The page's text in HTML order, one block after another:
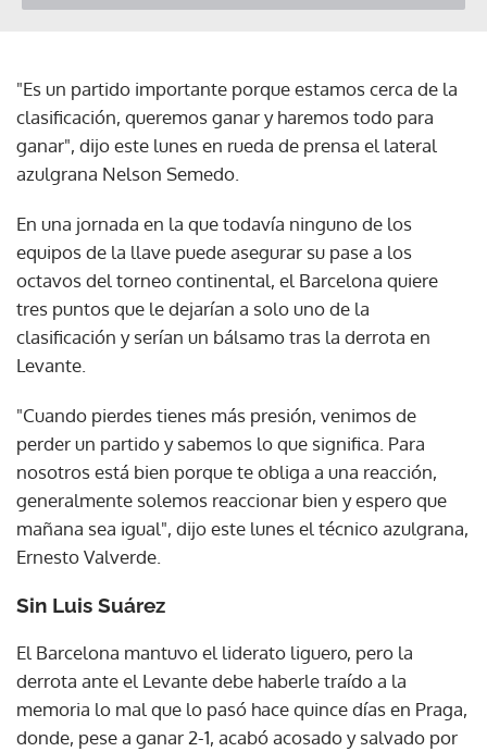
"Es un partido importante porque estamos cerca de la
clasificación, queremos ganar y haremos todo para
ganar", dijo este lunes en rueda de prensa el lateral
azulgrana Nelson Semedo.
En una jornada en la que todavía ninguno de los
equipos de la llave puede asegurar su pase a los
octavos del torneo continental, el Barcelona quiere
tres puntos que le dejarían a solo uno de la
clasificación y serían un bálsamo tras la derrota en
Levante.
"Cuando pierdes tienes más presión, venimos de
perder un partido y sabemos lo que significa. Para
nosotros está bien porque te obliga a una reacción,
generalmente solemos reaccionar bien y espero que
mañana sea igual", dijo este lunes el técnico azulgrana,
Ernesto Valverde.
Sin Luis Suárez
El Barcelona mantuvo el liderato liguero, pero la
derrota ante el Levante debe haberle traído a la
memoria lo mal que lo pasó hace quince días en Praga,
donde, pese a ganar 2-1, acabó acosado y salvado por